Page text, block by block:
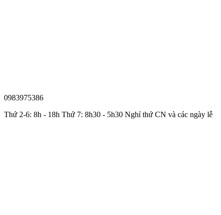
0983975386
Thứ 2-6: 8h - 18h Thứ 7: 8h30 - 5h30 Nghỉ thứ CN và các ngày lễ